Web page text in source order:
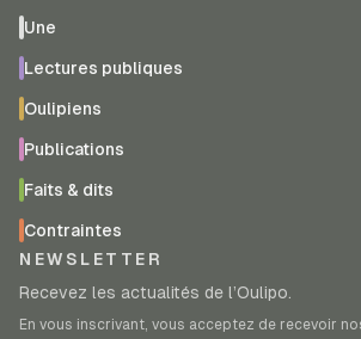
Une
Lectures publiques
Oulipiens
Publications
Faits & dits
Contraintes
NEWSLETTER
Recevez les actualités de l’Oulipo.
En vous inscrivant, vous acceptez de recevoir